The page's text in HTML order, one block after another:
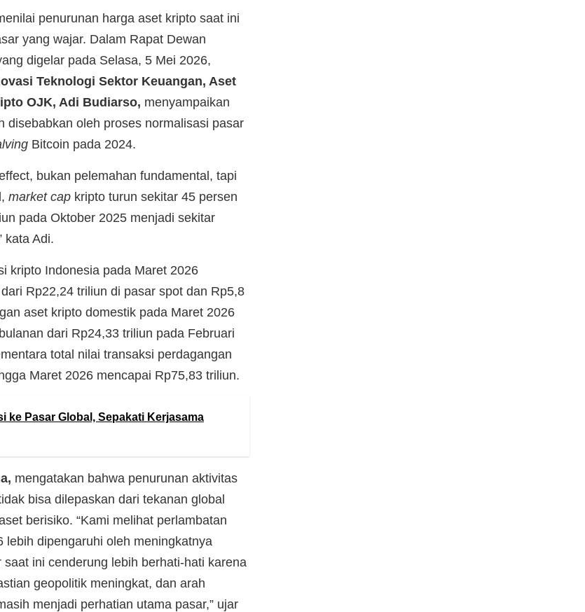
penurunan harga aset kripto saat ini
yang wajar. Dalam Rapat Dewan
digelar pada Selasa, 5 Mei 2026,
Teknologi Sektor Keuangan, Aset
OJK, Adi Budiarso, menyampaikan
disebabkan oleh proses normalisasi pasar
Bitcoin pada 2024.
bukan pelemahan fundamental, tapi
market cap kripto turun sekitar 45 persen
pada Oktober 2025 menjadi sekitar
kata Adi.
kripto Indonesia pada Maret 2026
Rp22,24 triliun di pasar spot dan Rp5,8
aset kripto domestik pada Maret 2026
dari Rp24,33 triliun pada Februari
total nilai transaksi perdagangan
Maret 2026 mencapai Rp75,83 triliun.
ke Pasar Global, Sepakati Kerjasama
mengatakan bahwa penurunan aktivitas
bisa dilepaskan dari tekanan global
berisiko. “Kami melihat perlambatan
dipengaruhi oleh meningkatnya
ini cenderung lebih berhati-hati karena
geopolitik meningkat, dan arah
menjadi perhatian utama pasar,” ujar